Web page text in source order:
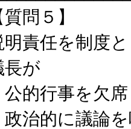
質問５】
明責任を制度
長が
公的行事を欠
政治的に議論